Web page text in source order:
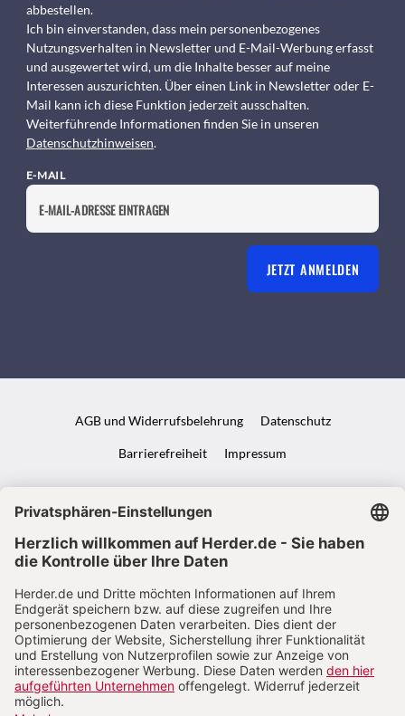
abbestellen.
Ich bin einverstanden, dass mein personenbezogenes
Nutzungsverhalten in Newsletter und E-Mail-Werbung erfasst
und ausgewertet wird, um die Inhalte besser auf meine
Interessen auszurichten. Über einen Link in Newsletter oder E-
Mail kann ich diese Funktion jederzeit ausschalten.
Weiterführende Informationen finden Sie in unseren
Datenschutzhinweisen.
E-MAIL
JETZT ANMELDEN
AGB und Widerrufsbelehrung Datenschutz
Barrierefreiheit Impressum
VERTRAG WIDERRUFEN